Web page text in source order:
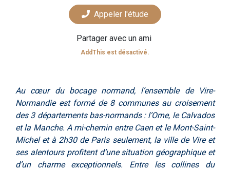
Appeler l'étude
Partager avec un ami
AddThis est désactivé.
Au cœur du bocage normand, l’ensemble de Vire-
Normandie est formé de 8 communes au croisement
des 3 départements bas-normands : l’Orne, le Calvados
et la Manche. A mi-chemin entre Caen et le Mont-Saint-
Michel et à 2h30 de Paris seulement, la ville de Vire et
ses alentours profitent d’une situation géographique et
d’un charme exceptionnels. Entre les collines du